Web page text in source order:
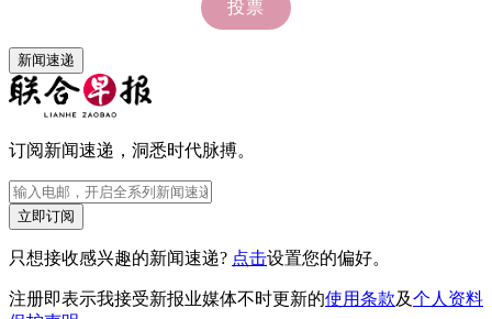
新闻速递
订阅新闻速递，洞悉时代脉搏。
立即订阅
只想接收感兴趣的新闻速递? 点击设置您的偏好。
注册即表示我接受新报业媒体不时更新的使用条款及个人资料